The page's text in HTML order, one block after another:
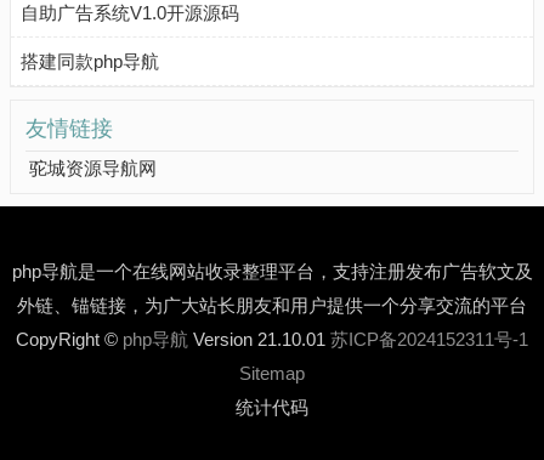
自助广告系统V1.0开源源码
搭建同款php导航
友情链接
驼城资源导航网
php导航是一个在线网站收录整理平台，支持注册发布广告软文及
外链、锚链接，为广大站长朋友和用户提供一个分享交流的平台
CopyRight © php导航 Version 21.10.01 苏ICP备2024152311号-1
Sitemap
统计代码